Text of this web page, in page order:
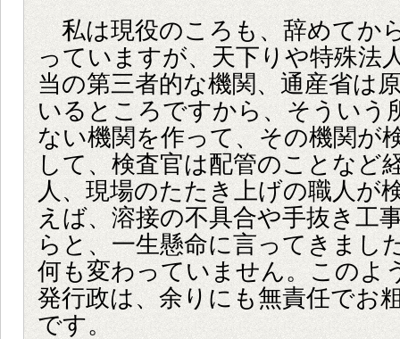
私は現役のころも、辞めてか
っていますが、天下りや特殊法
当の第三者的な機関、通産省は
いるところですから、そういう
ない機関を作って、その機関が
して、検査官は配管のことなど
人、現場のたたき上げの職人が
えば、溶接の不具合や手抜き工
らと、一生懸命に言ってきまし
何も変わっていません。このよ
発行政は、余りにも無責任でお
です。